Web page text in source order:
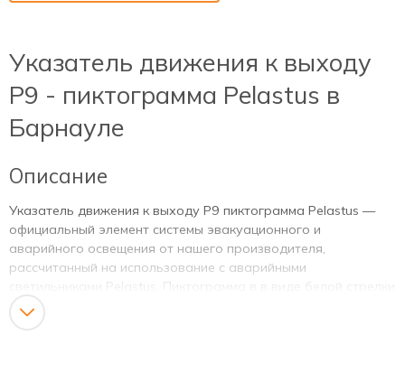
Указатель движения к выходу
Р9 - пиктограмма Pelastus в
Барнауле
Описание
Указатель движения к выходу Р9 пиктограмма Pelastus —
официальный элемент системы эвакуационного и
аварийного освещения от нашего производителя,
рассчитанный на использование с аварийными
светильниками Pelastus. Пиктограмма в в виде белой стрелки
вправо на зеленом фоне обеспечивает однозначное